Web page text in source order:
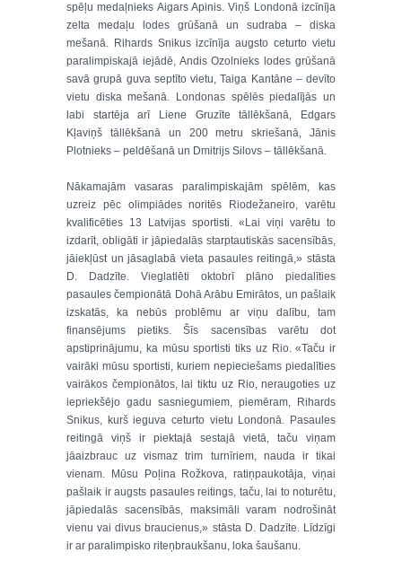
spēļu medaļnieks Aigars Apinis. Viņš Londonā izcīnīja
zelta medaļu lodes grūšanā un sudraba – diska
mešanā. Rihards Snikus izcīnīja augsto ceturto vietu
paralimpiskajā iejādē, Andis Ozolnieks lodes grūšanā
savā grupā guva septīto vietu, Taiga Kantāne – devīto
vietu diska mešanā. Londonas spēlēs piedalījās un
labi startēja arī Liene Gruzīte tāllēkšanā, Edgars
Kļaviņš tāllēkšanā un 200 metru skriešanā, Jānis
Plotnieks – peldēšanā un Dmitrijs Silovs – tāllēkšanā.
Nākamajām vasaras paralimpiskajām spēlēm, kas
uzreiz pēc olimpiādes noritēs Riodežaneiro, varētu
kvalificēties 13 Latvijas sportisti. «Lai viņi varētu to
izdarīt, obligāti ir jāpiedalās starptautiskās sacensībās,
jāiekļūst un jāsaglabā vieta pasaules reitingā,» stāsta
D. Dadzīte. Vieglatlēti oktobrī plāno piedalīties
pasaules čempionātā Dohā Arābu Emirātos, un pašlaik
izskatās, ka nebūs problēmu ar viņu dalību, tam
finansējums pietiks. Šīs sacensības varētu dot
apstiprinājumu, ka mūsu sportisti tiks uz Rio. «Taču ir
vairāki mūsu sportisti, kuriem nepieciešams piedalīties
vairākos čempionātos, lai tiktu uz Rio, neraugoties uz
iepriekšējo gadu sasniegumiem, piemēram, Rihards
Snikus, kurš ieguva ceturto vietu Londonā. Pasaules
reitingā viņš ir piektajā sestajā vietā, taču viņam
jāaizbrauc uz vismaz trim turnīriem, nauda ir tikai
vienam. Mūsu Poļina Rožkova, ratiņpaukotāja, viņai
pašlaik ir augsts pasaules reitings, taču, lai to noturētu,
jāpiedalās sacensībās, maksimāli varam nodrošināt
vienu vai divus braucienus,» stāsta D. Dadzīte. Līdzīgi
ir ar paralimpisko riteņbraukšanu, loka šaušanu.